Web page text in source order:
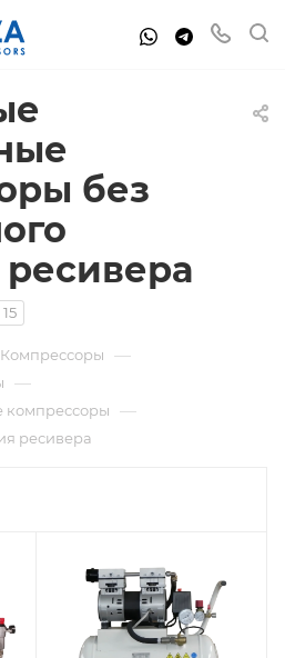
без
15
Компрессоры —
—
—
ресивера